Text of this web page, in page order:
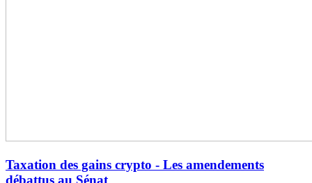
Taxation des gains crypto - Les amendements
débattus au Sénat